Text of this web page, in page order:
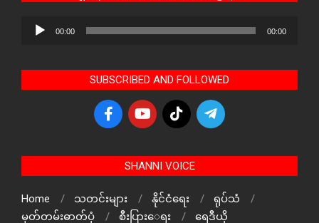
Audio
00:00 00:00
SUBSCRIBED AND FOLLOWED
SHANNI VOICE
Home သတင်းများ နိုင်ငံရေး
ရုပ်သံ
မှတ်တမ်းဓာတ်ပုံ
စီးပြားေရး ရေဒီယို